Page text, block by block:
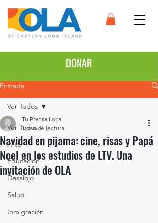
DONAR
Entrada
Ver Todos
Arte
Educación
Desalojo
Salud
Inmigración
Ver Todos
Navidad en pijama: cine, risas y Papá
Noel en los estudios de LTV. Una
invitación de OLA
Tu Prensa Local
1 min de lectura